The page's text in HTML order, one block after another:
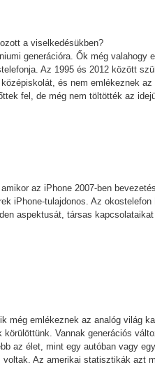
a viselkedésükben?
generációra. Ők még
Az 1995 és 2012 között
és nem emlékeznek
fel, de még nem töltötték az
az iPhone 2007-ben
iPhone-tulajdonos. Az
aspektusát, társas
még emlékeznek az analóg világ
Vannak generációs
az élet, mint egy autóban vagy
Az amerikai statisztikák azt